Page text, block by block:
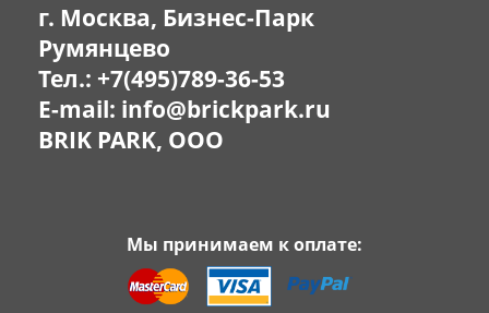
г. Москва, Бизнес-Парк
Румянцево
Тел.: +7(495)789-36-53
E-mail: info@brickpark.ru
BRIK PARK, OOO
Мы принимаем к оплате: